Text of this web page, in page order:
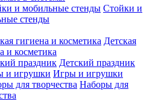
Стойки и
стенды
Детская
и косметика
Детский праздник
Игры и игрушки
Наборы для